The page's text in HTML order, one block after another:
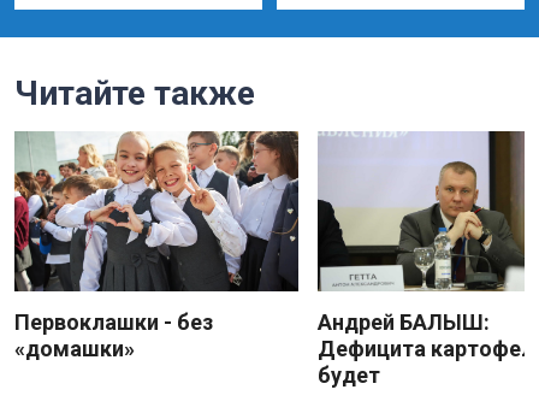
Читайте также
Первоклашки - без
«домашки»
Андрей БАЛЫШ:
Дефицита
будет